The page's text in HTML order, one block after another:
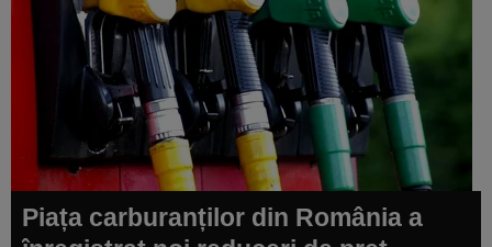
Piața carburanților din România a